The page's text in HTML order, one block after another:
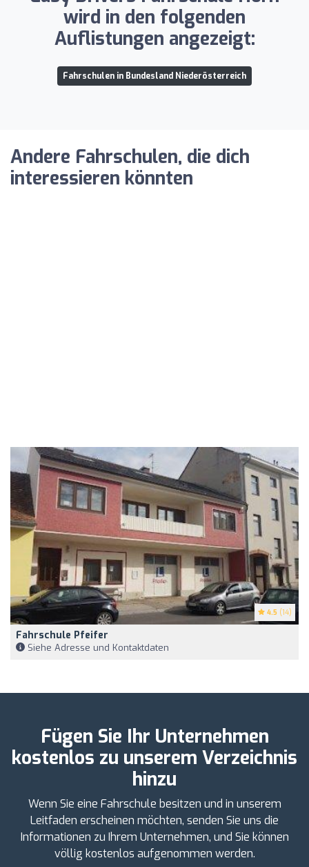
wird in den folgenden
Auflistungen angezeigt:
Fahrschulen in Bundesland Niederösterreich
Andere Fahrschulen, die dich
interessieren könnten
4.5 (14)
Fahrschule Pfeifer
Siehe Adresse und Kontaktdaten
Fügen Sie Ihr Unternehmen
kostenlos zu unserem Verzeichnis
hinzu
Wenn Sie eine Fahrschule besitzen und in unserem
Leitfaden erscheinen möchten, senden Sie uns die
Informationen zu Ihrem Unternehmen, und Sie können
völlig kostenlos aufgenommen werden.